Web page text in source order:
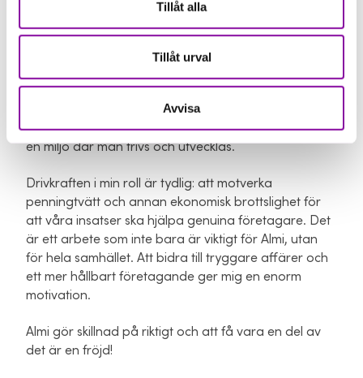
Tillåt alla
Tillåt urval
Avvisa
en del av den resan är superkul!
Samarbetet mellan kollegor, både inom min
avdelning och hela koncernen, utmärks av öppenhet,
respekt och en vilja att hjälpa varandra. Det skapar
en miljö där man trivs och utvecklas.
Drivkraften i min roll är tydlig: att motverka
penningtvätt och annan ekonomisk brottslighet för
att våra insatser ska hjälpa genuina företagare. Det
är ett arbete som inte bara är viktigt för Almi, utan
för hela samhället. Att bidra till tryggare affärer och
ett mer hållbart företagande ger mig en enorm
motivation.
Almi gör skillnad på riktigt och att få vara en del av
det är en fröjd!